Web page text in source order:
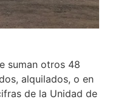
suman otros 48
alquilados, o en
de la Unidad de